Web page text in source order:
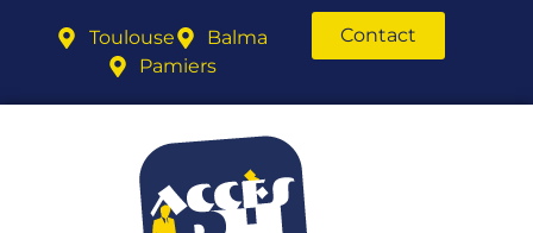
Toulouse
Balma
Pamiers
Contact